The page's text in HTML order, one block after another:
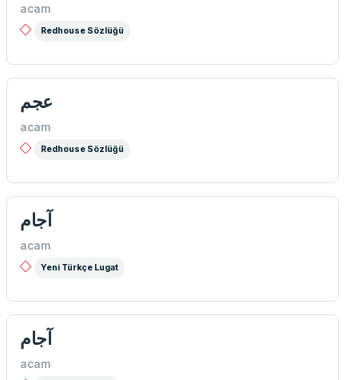
acam
Redhouse Sözlüğü
عجم
acam
Redhouse Sözlüğü
آجام
acam
Yeni Türkçe Lugat
آجام
acam